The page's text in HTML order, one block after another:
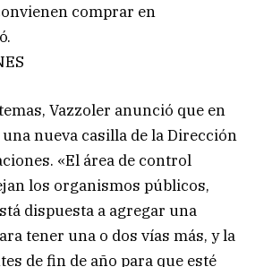
comprar en
Vazzoler anunció que en
nueva casilla de la Dirección
«El área de control
los organismos públicos,
dispuesta a agregar una
tener una o dos vías más, y la
de fin de año para que esté